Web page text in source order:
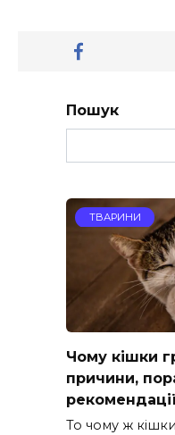
Пошук
ТВАРИНИ
Чому кішки
причини,
То чому ж кішки